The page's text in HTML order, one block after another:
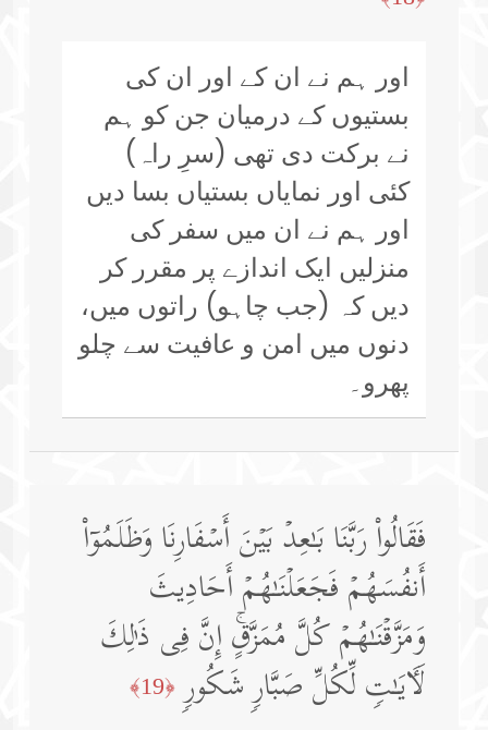
اور ہم نے ان کے اور ان کی
بستیوں کے درمیان جن کو ہم
نے برکت دی تھی (سرِ راہ)
کئی اور نمایاں بستیاں بسا دیں
اور ہم نے ان میں سفر کی
منزلیں ایک اندازے پر مقرر کر
دیں کہ (جب چاہو) راتوں میں،
دنوں میں امن و عافیت سے چلو
پھرو۔
فَقَالُوا۟ رَبَّنَا بَـٰعِدۡ بَیۡنَ أَسۡفَارِنَا وَظَلَمُوۤا۟
أَنفُسَهُمۡ فَجَعَلۡنَـٰهُمۡ أَحَادِیثَ
وَمَزَّقۡنَـٰهُمۡ كُلَّ مُمَزَّقٍۚ إِنَّ فِی ذَ ٰ⁠لِكَ
لَـَٔایَـٰتࣲ لِّكُلِّ صَبَّارࣲ شَكُورࣲ ﴿19﴾